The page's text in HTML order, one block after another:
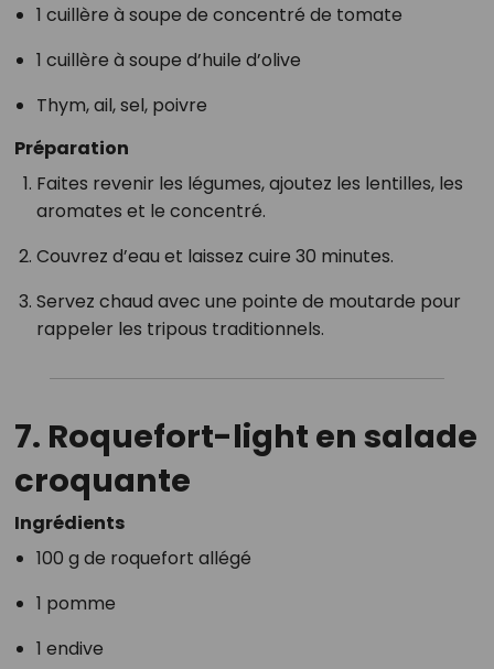
1 cuillère à soupe de concentré de tomate
1 cuillère à soupe d’huile d’olive
Thym, ail, sel, poivre
Préparation
Faites revenir les légumes, ajoutez les lentilles, les
aromates et le concentré.
Couvrez d’eau et laissez cuire 30 minutes.
Servez chaud avec une pointe de moutarde pour
rappeler les tripous traditionnels.
7. Roquefort-light en salade
croquante
Ingrédients
100 g de roquefort allégé
1 pomme
1 endive